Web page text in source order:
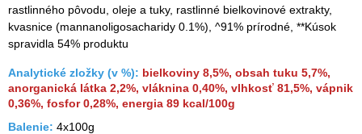
rastlinného pôvodu, oleje a tuky, rastlinné bielkovinové extrakty,
kvasnice (mannanoligosacharidy 0.1%), ^91% prírodné, **Kúsok
spravidla 54% produktu
Analytické zložky (v %): bielkoviny 8,5%, obsah tuku 5,7%,
anorganická látka 2,2%, vláknina 0,40%, vlhkosť 81,5%, vápnik
0,36%, fosfor 0,28%, energia 89 kcal/100g
Balenie: 4x100g